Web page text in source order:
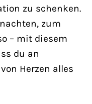
zu schenken.
zum
– mit diesem
du an
Herzen alles